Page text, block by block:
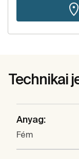
Technikai
Anyag:
Fém